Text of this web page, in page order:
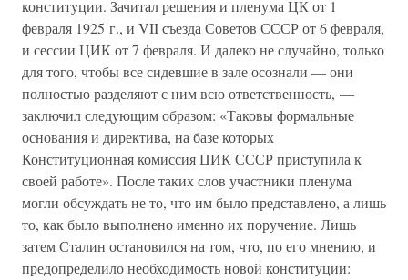
конституции. Зачитал решения и пленума ЦК от 1
февраля 1925 г., и VII съезда Советов СССР от 6 февраля,
и сессии ЦИК от 7 февраля. И далеко не случайно, только
для того, чтобы все сидевшие в зале осознали — они
полностью разделяют с ним всю ответственность, —
заключил следующим образом: «Таковы формальные
основания и директива, на базе которых
Конституционная комиссия ЦИК СССР приступила к
своей работе». После таких слов участники пленума
могли обсуждать не то, что им было представлено, а лишь
то, как было выполнено именно их поручение. Лишь
затем Сталин остановился на том, что, по его мнению, и
предопределило необходимость новой конституции: